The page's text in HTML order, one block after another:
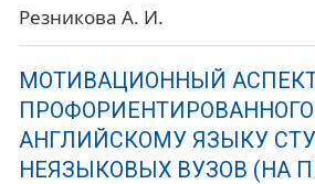
Резникова А. И.
МОТИВАЦИОННЫЙ
АНГЛИЙСКОМУ ЯЗЫКУ
НЕЯЗЫКОВЫХ ВУЗОВ (НА